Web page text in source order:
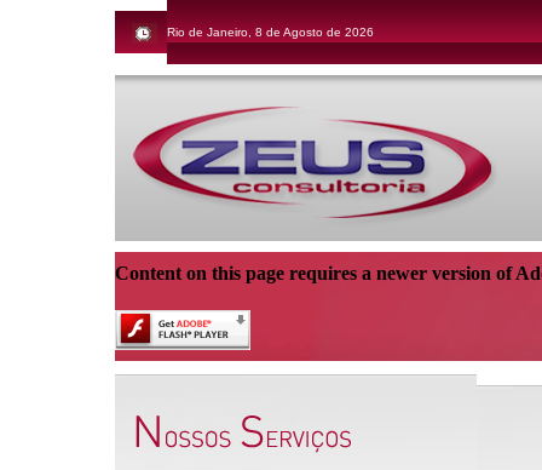
Rio de Janeiro, 8 de Agosto de 2026
Content on this page requires a newer version of